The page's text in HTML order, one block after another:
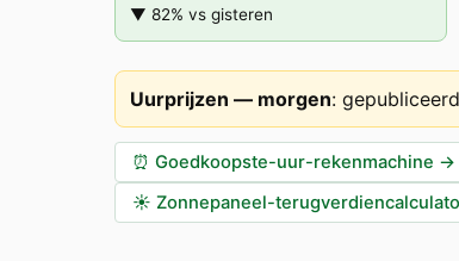
▼ 82% vs gisteren
Uurprijzen — morgen:
⏰ Goedkoopste-uur-rekenmachine →
☀️ Zonnepaneel-